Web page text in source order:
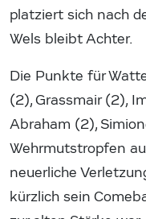
platziert sich nach
Wels bleibt Achter.
Die Punkte für
(2), Grassmair (2),
Abraham (2),
Wehrmutstropfen
neuerliche
kürzlich sein